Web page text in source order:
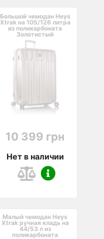
Большой чемодан Heys
Xtrak на 105/126 литра
из поликарбоната
Золотистый
10 399 грн
Нет в наличии
Малый чемодан Heys
Xtrak ручная кладь на
44/53 л из
поликарбоната